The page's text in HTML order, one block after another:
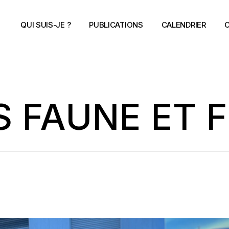
QUI SUIS-JE ? PUBLICATIONS CALENDRIER
FAUNE ET